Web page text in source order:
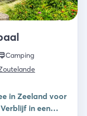
Camping
in Zeeland voor
in een